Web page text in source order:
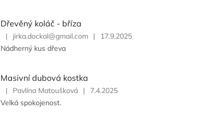
Dřevěný koláč - bříza
Hodnocení
produktu
z
hvězdiček.
| jirka.dockal@gmail.com |
17.9.2025
Nádherný kus dřeva
Masivní dubová kostka
Hodnocení
produktu
| Pavlína Matoušková |
7.4.2025
Velká spokojenost.